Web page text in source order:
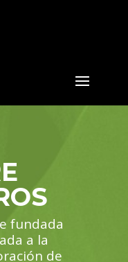
fundada
a la
de